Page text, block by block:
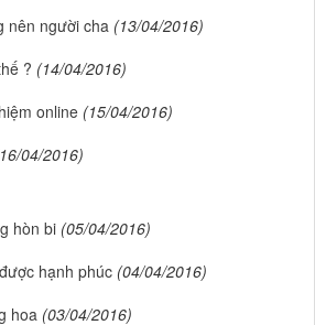
nên người cha (13/04/2016)
? (14/04/2016)
online (15/04/2016)
04/2016)
hòn bi (05/04/2016)
hạnh phúc (04/04/2016)
hoa (03/04/2016)